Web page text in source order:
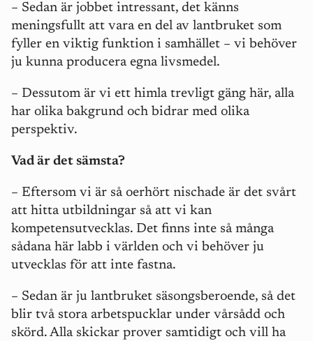
– Sedan är jobbet intressant, det känns
meningsfullt att vara en del av lantbruket som
fyller en viktig funktion i samhället – vi behöver
ju kunna producera egna livsmedel.
– Dessutom är vi ett himla trevligt gäng här, alla
har olika bakgrund och bidrar med olika
perspektiv.
Vad är det sämsta?
– Eftersom vi är så oerhört nischade är det svårt
att hitta utbildningar så att vi kan
kompetensutvecklas. Det finns inte så många
sådana här labb i världen och vi behöver ju
utvecklas för att inte fastna.
– Sedan är ju lantbruket säsongsberoende, så det
blir två stora arbetspucklar under vårsådd och
skörd. Alla skickar prover samtidigt och vill ha